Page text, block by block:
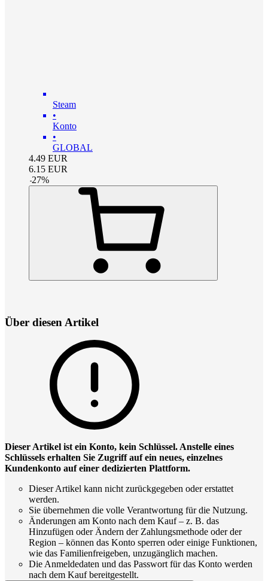
Steam
•
Konto
•
GLOBAL
4.49 EUR
6.15 EUR
-27%
Über diesen Artikel
Dieser Artikel ist ein Konto, kein Schlüssel. Anstelle eines
Schlüssels erhalten Sie Zugriff auf ein neues, einzelnes
Kundenkonto auf einer dedizierten Plattform.
Dieser Artikel kann nicht zurückgegeben oder erstattet
werden.
Sie übernehmen die volle Verantwortung für die Nutzung.
Änderungen am Konto nach dem Kauf – z. B. das
Hinzufügen oder Ändern der Zahlungsmethode oder der
Region – können das Konto sperren oder einige Funktionen,
wie das Familienfreigeben, unzugänglich machen.
Die Anmeldedaten und das Passwort für das Konto werden
nach dem Kauf bereitgestellt.